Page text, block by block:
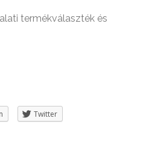
termékválaszték és
Twitter